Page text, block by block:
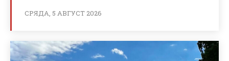
СРЯДА, 5 АВГУСТ 2026